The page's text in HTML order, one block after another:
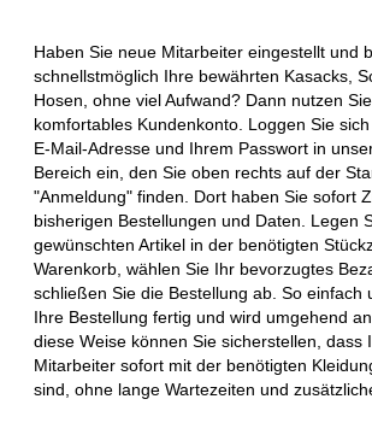
Haben Sie neue Mitarbeiter eingestellt und
schnellstmöglich Ihre bewährten Kasacks,
Hosen, ohne viel Aufwand? Dann nutzen
komfortables Kundenkonto. Loggen Sie
E-Mail-Adresse und Ihrem Passwort in
Bereich ein, den Sie oben rechts auf der
"Anmeldung" finden. Dort haben Sie sofort
bisherigen Bestellungen und Daten. Legen
gewünschten Artikel in der benötigten
Warenkorb, wählen Sie Ihr bevorzugtes
schließen Sie die Bestellung ab. So einfach
Ihre Bestellung fertig und wird umgehend
diese Weise können Sie sicherstellen, dass
Mitarbeiter sofort mit der benötigten
sind, ohne lange Wartezeiten und